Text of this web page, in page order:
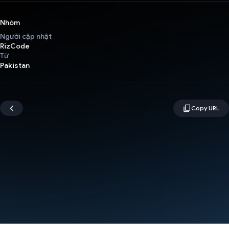
Nhóm
Người cập nhật
RizCode
Từ
Pakistan